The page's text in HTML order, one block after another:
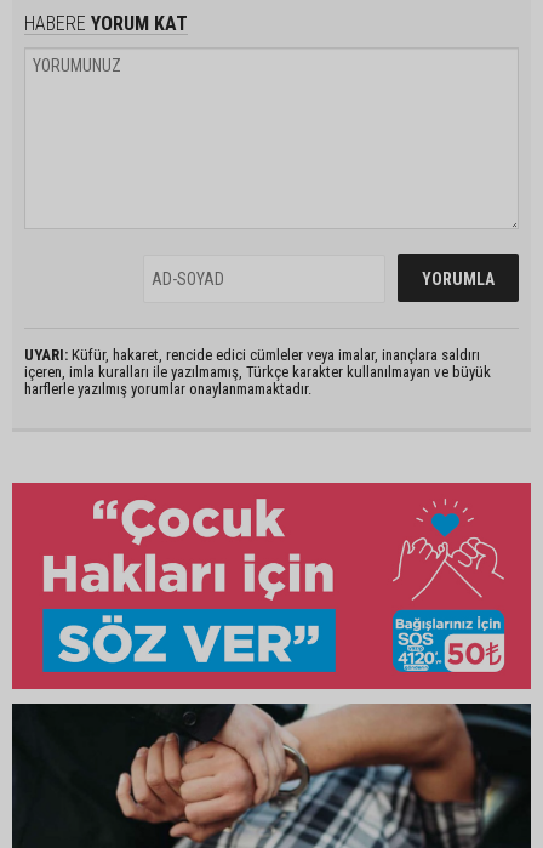
HABERE YORUM KAT
UYARI: Küfür, hakaret, rencide edici cümleler veya imalar, inançlara saldırı
içeren, imla kuralları ile yazılmamış, Türkçe karakter kullanılmayan ve büyük
harflerle yazılmış yorumlar onaylanmamaktadır.